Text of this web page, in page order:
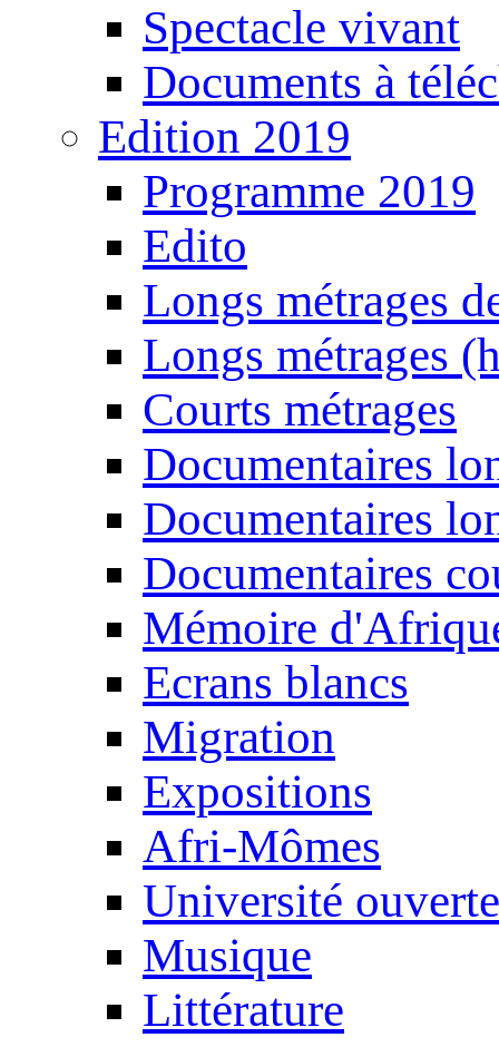
Spectacle vivant
Documents à
Edition 2019
Programme 2019
Edito
Longs métrages
Longs métrages
Courts métrages
Documentaires
Documentaires
Documentaires
Mémoire
Ecrans blancs
Migration
Expositions
Afri-Mômes
Université ouverte
Musique
Littérature